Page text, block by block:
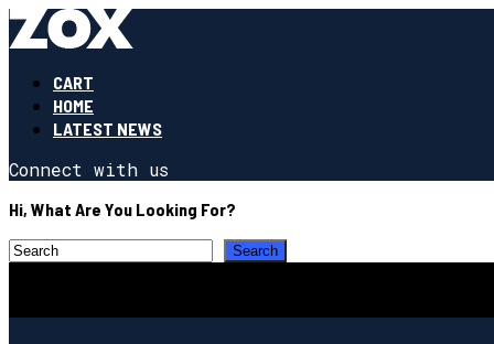
CART
HOME
LATEST NEWS
Connect with us
Hi, What Are You Looking For?